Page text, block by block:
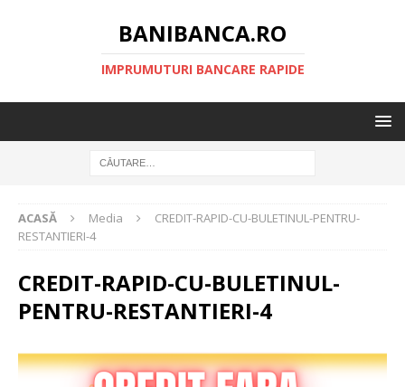
BANIBANCA.RO
IMPRUMUTURI BANCARE RAPIDE
ACASĂ Media
CREDIT-RAPID-CU-BULETINUL-PENTRU-
RESTANTIERI-4
CREDIT-RAPID-CU-BULETINUL-
PENTRU-RESTANTIERI-4